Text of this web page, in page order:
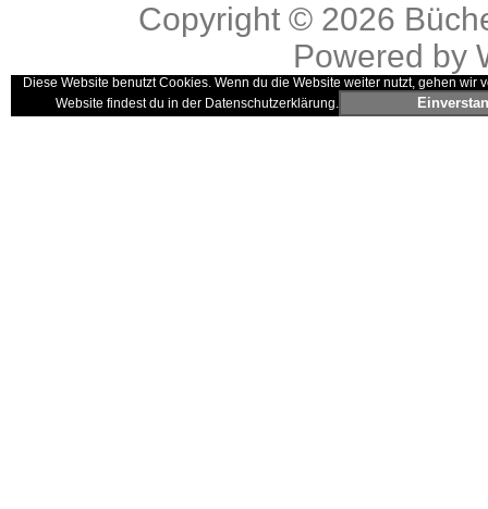
Copyright © 2026
Powered by
Diese Website benutzt Cookies. Wenn du die Website weiter nutzt, gehen
Website findest du in der Datenschutzerklärung.